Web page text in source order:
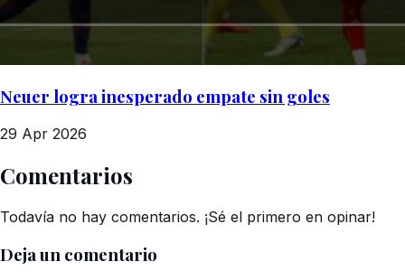
Neuer logra inesperado empate sin goles
29 Apr 2026
Comentarios
Todavía no hay comentarios. ¡Sé el primero en opinar!
Deja un comentario